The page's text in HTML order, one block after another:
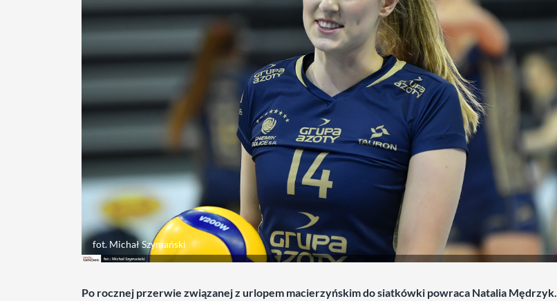
fot. Michał Szymański
Po rocznej przerwie związanej z urlopem macierzyńskim do siatkówki powraca Natalia Mędrzyk.